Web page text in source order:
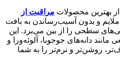
از بهترین محصولات مراقبت از
و بدون آسیب‌رساندن به بافت
سطحی را از بین می‌برد. این
دانه‌های جوجوبا، آلوئه‌ورا و
روشن‌تر و نرم‌تر را به شما